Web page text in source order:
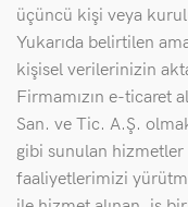
üçüncü kişi veya
Yukarıda belirtilen
kişisel verilerinizin
Firmamızın e-ticaret
San. ve Tic. A.Ş.
gibi sunulan
faaliyetlerimizi